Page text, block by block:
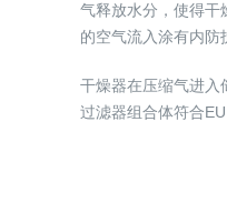
气释放水分，使得干
的空气流入涂有内防
干燥器在压缩气进入
过滤器组合体符合